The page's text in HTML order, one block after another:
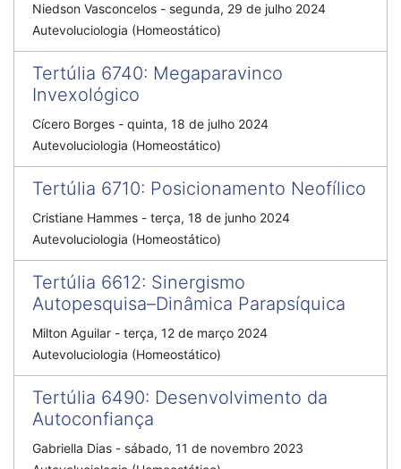
Niedson Vasconcelos - segunda, 29 de julho 2024
Autevoluciologia (Homeostático)
Tertúlia 6740: Megaparavinco
Invexológico
Cícero Borges - quinta, 18 de julho 2024
Autevoluciologia (Homeostático)
Tertúlia 6710: Posicionamento Neofílico
Cristiane Hammes - terça, 18 de junho 2024
Autevoluciologia (Homeostático)
Tertúlia 6612: Sinergismo
Autopesquisa–Dinâmica Parapsíquica
Milton Aguilar - terça, 12 de março 2024
Autevoluciologia (Homeostático)
Tertúlia 6490: Desenvolvimento da
Autoconfiança
Gabriella Dias - sábado, 11 de novembro 2023